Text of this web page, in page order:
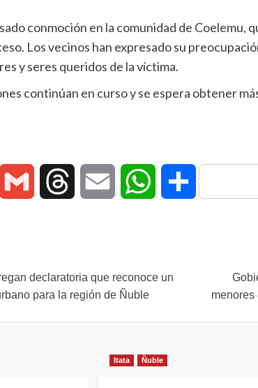
conmoción en la comunidad de Coelemu,
Los vecinos han expresado su
y seres queridos de la víctima.
continúan en curso y se espera obtener
Facebook Gmail Threads Email WhatsAppCompartir
declaratoria que reconoce un
para la región de Ñuble
menores
Itata Ñuble